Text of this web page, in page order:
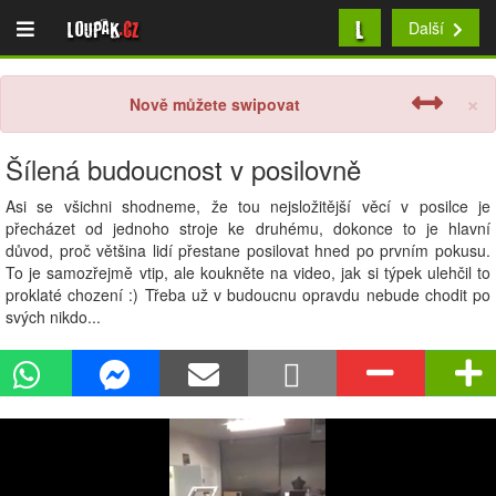
Loupak.cz L Další
×
Nově můžete swipovat
Šílená budoucnost v posilovně
Asi se všichni shodneme, že tou nejsložitější věcí v posilce je
přecházet od jednoho stroje ke druhému, dokonce to je hlavní
důvod, proč většina lidí přestane posilovat hned po prvním pokusu.
To je samozřejmě vtip, ale koukněte na video, jak si týpek ulehčil to
proklaté chození :) Třeba už v budoucnu opravdu nebude chodit po
svých nikdo...